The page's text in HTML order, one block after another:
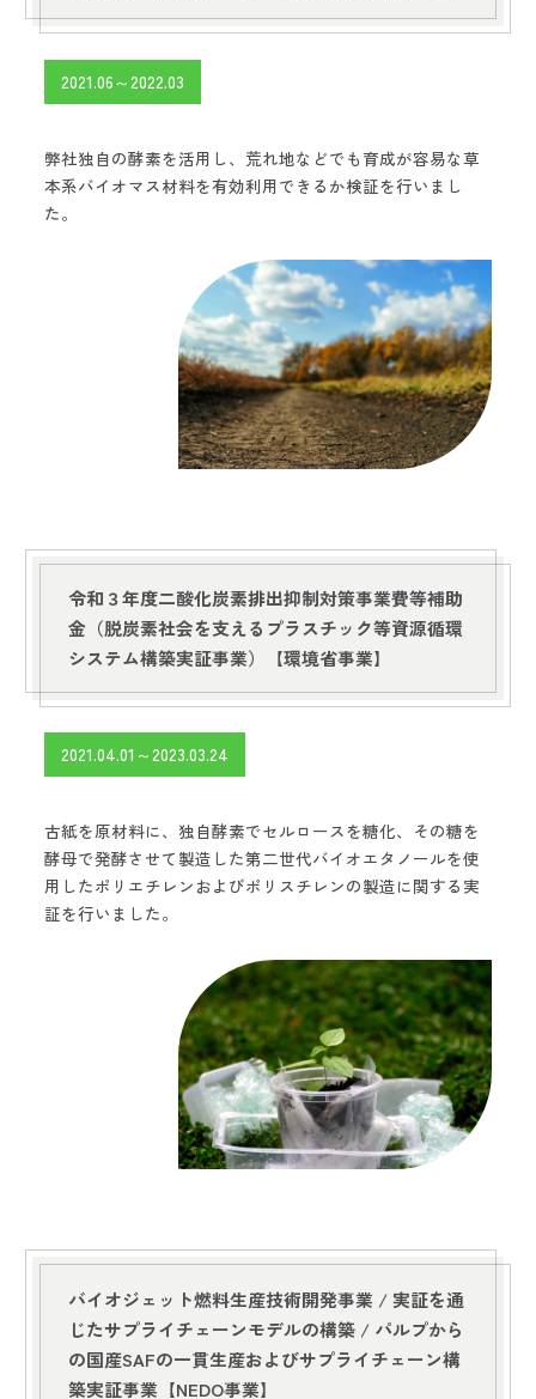
2021.06～2022.03
弊社独自の酵素を活用し、荒れ地などでも育成が容易な草
本系バイオマス材料を有効利用できるか検証を行いまし
た。
令和３年度二酸化炭素排出抑制対策事業費等補助
金（脱炭素社会を支えるプラスチック等資源循環
システム構築実証事業）【環境省事業】
2021.04.01～2023.03.24
古紙を原材料に、独自酵素でセルロースを糖化、その糖を
酵母で発酵させて製造した第二世代バイオエタノールを使
用したポリエチレンおよびポリスチレンの製造に関する実
証を行いました。
バイオジェット燃料生産技術開発事業 / 実証を通
じたサプライチェーンモデルの構築 / パルプから
の国産SAFの一貫生産およびサプライチェーン構
築実証事業【NEDO事業】